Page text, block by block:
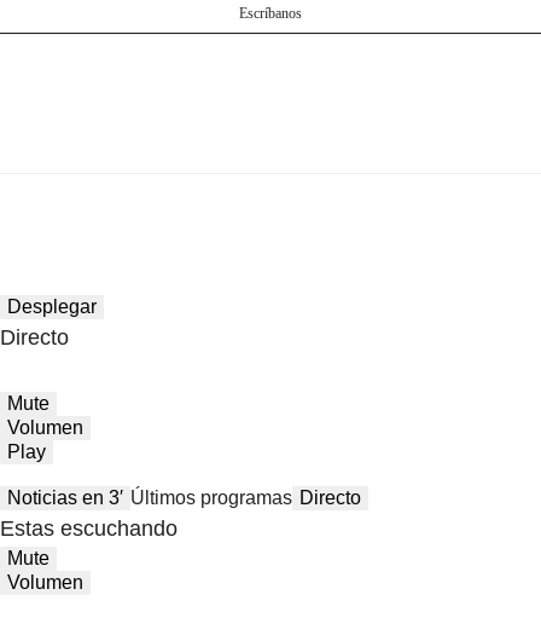
Escríbanos
Desplegar
Directo
Mute
Volumen
Play
Noticias en 3′ Últimos programas Directo
Estas escuchando
Mute
Volumen